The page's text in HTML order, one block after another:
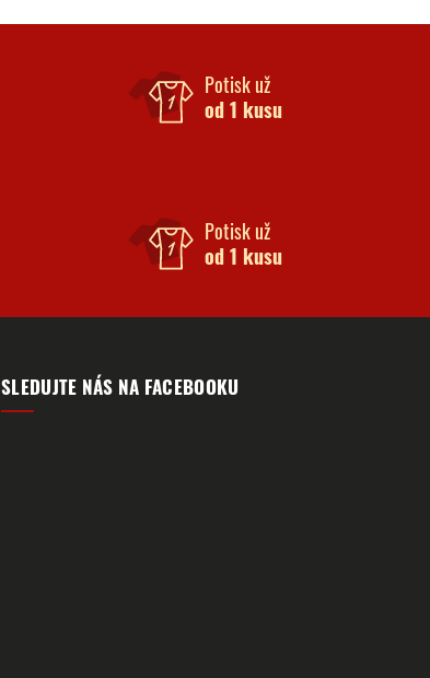
Potisk už
od 1 kusu
Potisk už
od 1 kusu
SLEDUJTE NÁS NA FACEBOOKU